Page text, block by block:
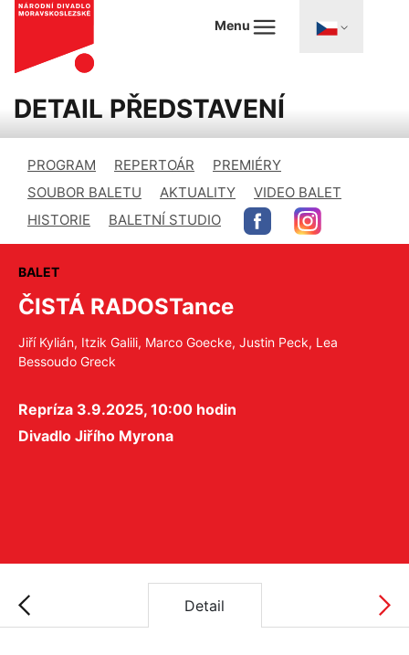
Menu
DETAIL PŘEDSTAVENÍ
PROGRAM REPERTOÁR
PREMIÉRY
SOUBOR BALETU
AKTUALITY
VIDEO BALET
HISTORIE
BALETNÍ STUDIO
BALET
ČISTÁ RADOSTance
Jiří Kylián, Itzik Galili, Marco Goecke, Justin Peck, Lea
Bessoudo Greck
Repríza 3.9.2025, 10:00 hodin
Divadlo Jiřího Myrona
Detail